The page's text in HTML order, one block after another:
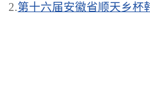
第十六届安徽省顺天乡杯